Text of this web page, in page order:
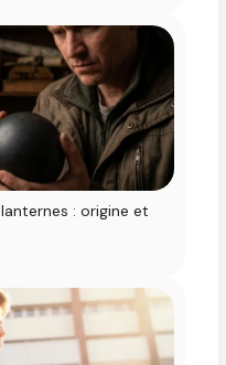
: origine et